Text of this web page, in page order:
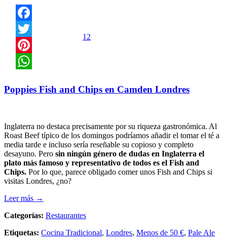
Facebook
Twitter
Pinterest
12
Poppies Fish and Chips en Camden Londres
Inglaterra no destaca precisamente por su riqueza gastronómica. Al
Roast Beef típico de los domingos podríamos añadir el tomar el té a
media tarde e incluso sería reseñable su copioso y completo
desayuno. Pero sin ningún género de dudas en Inglaterra el
plato más famoso y representativo de todos es el Fish and
Chips. Por lo que, parece obligado comer unos Fish and Chips si
visitas Londres, ¿no?
Leer más →
Categorías: Restaurantes
Etiquetas: Cocina Tradicional, Londres, Menos de 50 €, Pale Ale